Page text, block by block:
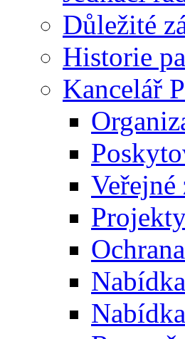
Důležité
Historie
Kancelář
Veřejné